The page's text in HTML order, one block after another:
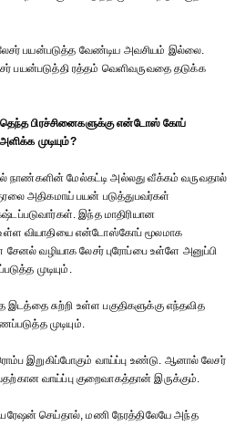
லேசர் பயன்படுத்த வேண்டிய அவசியம் இல்லை.
பயன்படுத்தி ரத்தம் வெளிவருவதை தடுக்க
பிரச்சினைகளுக்கு என்டோஸ் கோப்
முடியும்?
நாண்களின் மேல்கட்டி அல்லது வீக்கம் வருவதால்
அதிகமாய் பயன் படுத்துபவர்கள்
இந்த மாதிரியான
வியாதியை என்டோஸ்கோப் மூலமாக
வழியாக லேசர் புரோப்பை உள்ளே அனுப்பி
முடியும்.
சுற்றி உள்ள பகுதிகளுக்கு எந்தவித
முடியும்.
இறுகிப்போகும் வாய்ப்பு உண்டு. ஆனால் லேசர்
வாய்ப்பு குறைவாகத்தான் இருக்கும்.
செய்தால், மணி நேரத்திலேயே அந்த